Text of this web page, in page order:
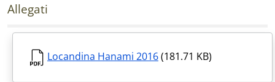
Allegati
Locandina Hanami 2016(181.71 KB)